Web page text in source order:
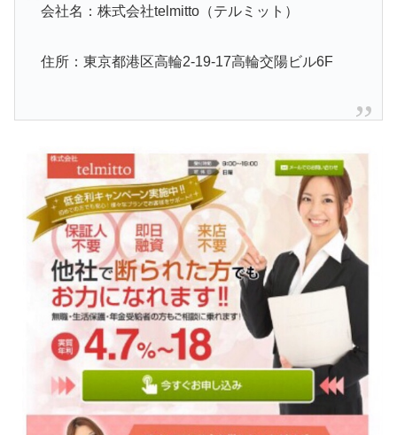
会社名：株式会社telmitto（テルミット）
住所：東京都港区高輪2-19-17高輪交陽ビル6F